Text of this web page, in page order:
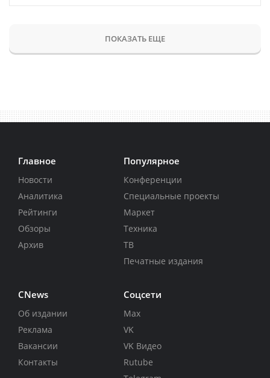
ПОКАЗАТЬ ЕЩЕ
Главное
Новости
Аналитика
Рейтинги
Обзоры
Архив
Популярное
Конференции
Специальные проекты
Маркет
Техника
ТВ
Печатные издания
CNews
Об издании
Реклама
Вакансии
Контакты
Соцсети
Max
VK
VK Видео
Rutube